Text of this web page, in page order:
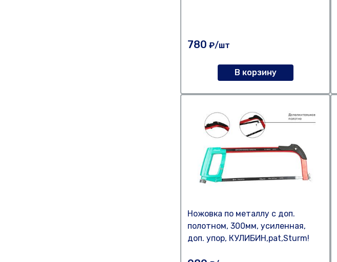
780 ₽/шт
В корзину
Ножовка по металлу с доп.
полотном, 300мм, усиленная,
доп. упор, КУЛИБИН,pat,Sturm!